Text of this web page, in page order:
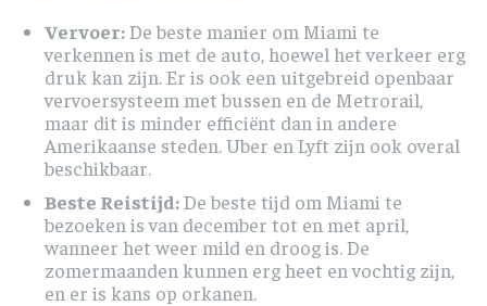
Vervoer:De beste manier om Miami te
verkennen is met de auto, hoewel het verkeer erg
druk kan zijn. Er is ook een uitgebreid openbaar
vervoersysteem met bussen en de Metrorail,
maar dit is minder efficiënt dan in andere
Amerikaanse steden. Uber en Lyft zijn ook overal
beschikbaar.
Beste Reistijd:De beste tijd om Miami te
bezoeken is van december tot en met april,
wanneer het weer mild en droog is. De
zomermaanden kunnen erg heet en vochtig zijn,
en er is kans op orkanen.